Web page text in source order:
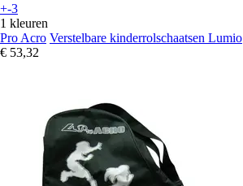
+-3
1 kleuren
Pro Acro Verstelbare kinderrolschaatsen Lumio
€ 53,32